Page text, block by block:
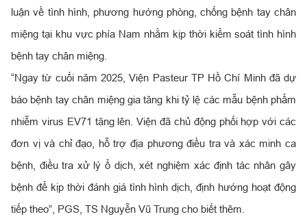
luận về tình hình, phương hướng phòng, chống bệnh tay chân
miệng tại khu vực phía Nam nhằm kịp thời kiểm soát tình hình
bệnh tay chân miệng.
“Ngay từ cuối năm 2025, Viện Pasteur TP Hồ Chí Minh đã dự
báo bệnh tay chân miệng gia tăng khi tỷ lệ các mẫu bệnh phẩm
nhiễm virus EV71 tăng lên. Viện đã chủ động phối hợp với các
đơn vị và chỉ đạo, hỗ trợ địa phương điều tra và xác minh ca
bệnh, điều tra xử lý ổ dịch, xét nghiệm xác định tác nhân gây
bệnh để kịp thời đánh giá tình hình dịch, định hướng hoạt động
tiếp theo”, PGS, TS Nguyễn Vũ Trung cho biết thêm.